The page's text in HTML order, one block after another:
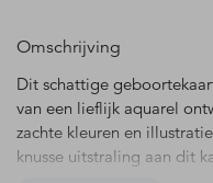
Omschrijving
Dit schattige
van een lieflijk aquarel
zachte kleuren en
knusse uitstraling aan dit